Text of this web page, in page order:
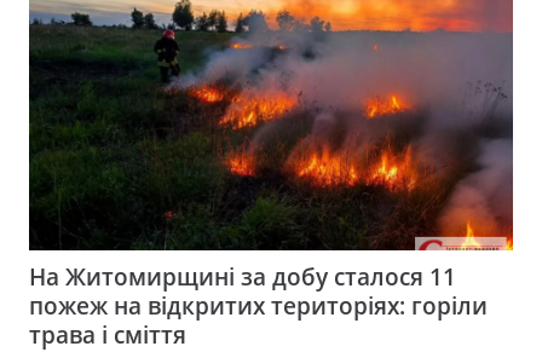
На Житомирщині за добу сталося 11
пожеж на відкритих територіях: горіли
трава і сміття